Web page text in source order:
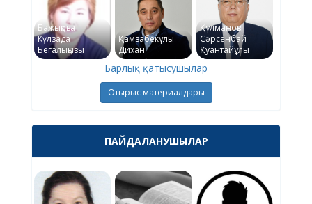
Бажықова
Күлзада
Бегалықызы
Қамзабекұлы
Дихан
Құлманов
Сәрсенбай
Қуантайұлы
Барлық қатысушылар
Отырыс материалдары
ПАЙДАЛАНУШЫЛАР